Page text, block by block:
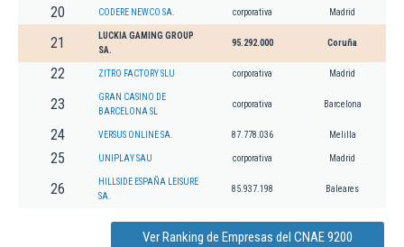
20 CODERE NEWCO SA. corporativa Madrid
21
LUCKIA GAMING GROUP
SA.
95.292.000 Coruña
22 ZITRO FACTORY SLU corporativa Madrid
23
GRAN CASINO DE
BARCELONA SL
corporativa Barcelona
24 VERSUS ONLINE SA. 87.778.036 Melilla
25 UNIPLAY SAU corporativa Madrid
26
HILLSIDE ESPAÑA LEISURE
SA.
85.937.198 Baleares
Ver Ranking de Empresas del CNAE 9200